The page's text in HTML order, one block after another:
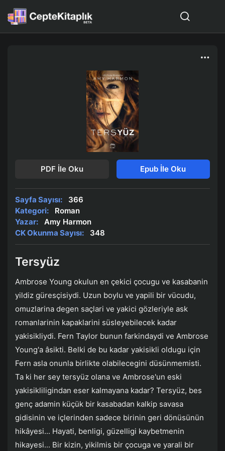
PDF İle Oku Epub İle Oku
Sayfa Sayısı:
366
Kategori:
Roman
Yazar:
Amy Harmon
CK Okunma Sayısı:
348
Tersyüz
Ambrose Young okulun en çekici çocugu ve kasabanin
yildiz güresçisiydi. Uzun boylu ve yapili bir vücudu,
omuzlarina degen saçlari ve yakici gözleriyle ask
romanlarinin kapaklarini süsleyebilecek kadar
yakisikliydi. Fern Taylor bunun farkindaydi ve Ambrose
Young'a âsikti. Belki de bu kadar yakisikli oldugu için
Fern asla onunla birlikte olabilecegini düsünmemisti.
Ta ki her sey tersyüz olana ve Ambrose'un eski
yakisikliligindan eser kalmayana kadar? Tersyüz, bes
genç adamin küçük bir kasabadan kalkip savasa
gidisinin ve içlerinden sadece birinin geri dönüsünün
hikâyesi... Hayati, benligi, güzelligi kaybetmenin
hikayesi... Bir kizin, yikilmis bir çocuga ve yarali bir